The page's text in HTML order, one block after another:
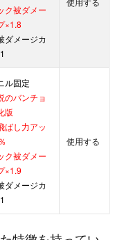
ク被ダメー
×1.8
ダメージカ
ル固定
のバンチョ
版
ばし力アッ
ク被ダメー
×1.9
ダメージカ
使用する